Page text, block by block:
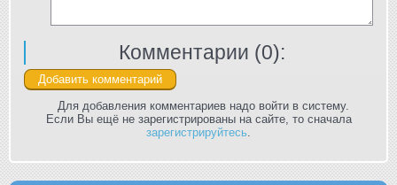
Комментарии (0):
Для добавления комментариев надо войти в систему.
Если Вы ещё не зарегистрированы на сайте, то сначала
зарегистрируйтесь